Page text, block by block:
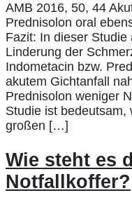
AMB 2016, 50, 44
Prednisolon oral
Fazit: In dieser
Linderung der
Indometacin bzw.
akutem Gichtanfall
Prednisolon weniger
Studie ist bedeutsam,
großen […]
Wie steht es
Notfallkoffer?